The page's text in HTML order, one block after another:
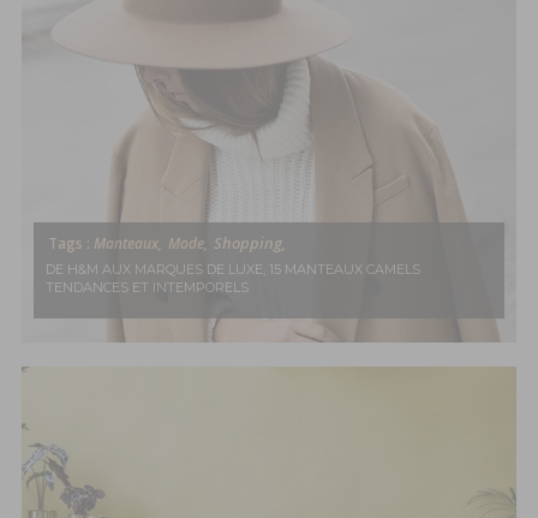
Tags : Manteaux, Mode, Shopping,
DE H&M AUX MARQUES DE LUXE, 15 MANTEAUX CAMELS
TENDANCES ET INTEMPORELS